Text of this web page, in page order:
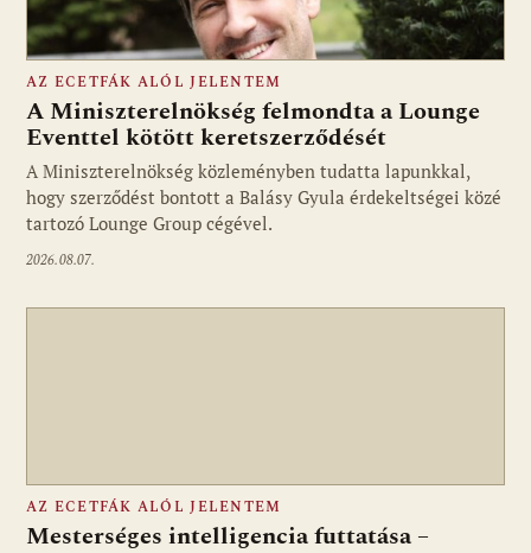
Fotó: media1.hu
AZ ECETFÁK ALÓL JELENTEM
A Miniszterelnökség felmondta a Lounge
Eventtel kötött keretszerződését
A Miniszterelnökség közleményben tudatta lapunkkal,
hogy szerződést bontott a Balásy Gyula érdekeltségei közé
tartozó Lounge Group cégével.
2026.08.07.
AZ ECETFÁK ALÓL JELENTEM
Mesterséges intelligencia futtatása –